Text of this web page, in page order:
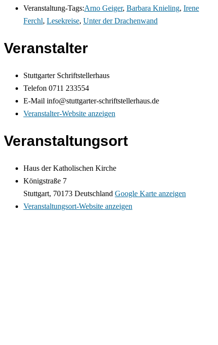
Veranstaltung-Tags:Arno Geiger, Barbara Knieling, Irene
Ferchl, Lesekreise, Unter der Drachenwand
Veranstalter
Stuttgarter Schriftstellerhaus
Telefon 0711 233554
E-Mail info@stuttgarter-schriftstellerhaus.de
Veranstalter-Website anzeigen
Veranstaltungsort
Haus der Katholischen Kirche
Königstraße 7
Stuttgart, 70173 Deutschland Google Karte anzeigen
Veranstaltungsort-Website anzeigen